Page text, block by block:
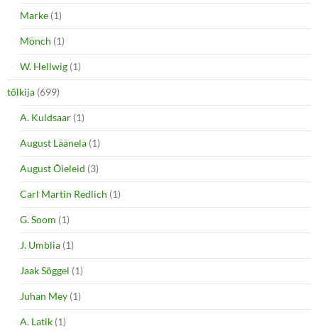
Marke (1)
Mönch (1)
W. Hellwig (1)
tõlkija (699)
A. Kuldsaar (1)
August Läänela (1)
August Õieleid (3)
Carl Martin Redlich (1)
G. Soom (1)
J. Umblia (1)
Jaak Sõggel (1)
Juhan Mey (1)
A. Latik (1)